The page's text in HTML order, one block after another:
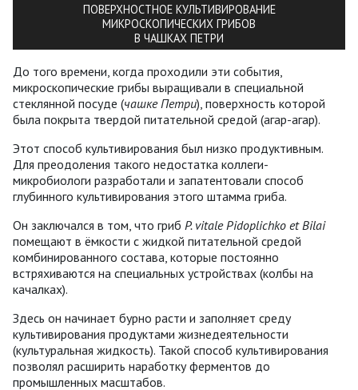
ПОВЕРХНОСТНОЕ КУЛЬТИВИРОВАНИЕ
МИКРОСКОПИЧЕСКИХ ГРИБОВ
В ЧАШКАХ ПЕТРИ
До того времени, когда проходили эти события,
микроскопические грибы выращивали в специальной
стеклянной посуде (чашке Петри), поверхность которой
была покрыта твердой питательной средой (агар-агар).
Этот способ культивирования был низко продуктивным.
Для преодоления такого недостатка коллеги-
микробиологи разработали и запатентовали способ
глубинного культивирования этого штамма гриба.
Он заключался в том, что гриб P. vitale Рidoplichko et Bilai
помещают в ёмкости с жидкой питательной средой
комбинированного состава, которые постоянно
встряхиваются на специальных устройствах (колбы на
качалках).
Здесь он начинает бурно расти и заполняет среду
культивирования продуктами жизнедеятельности
(культуральная жидкость). Такой способ культивирования
позволял расширить наработку ферментов до
промышленных масштабов.